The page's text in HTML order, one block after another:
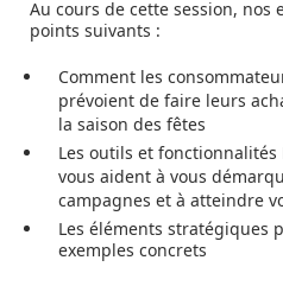
Au cours de cette session, nos
points suivants :
Comment les
prévoient de faire leurs
la saison des fêtes
Les outils et
vous aident à vous
campagnes et à atteindre
Les éléments stratégiques
exemples concrets